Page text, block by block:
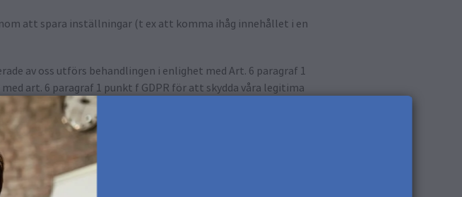
att spara inställningar (t ex att komma ihåg innehållet i en
av oss utförs behandlingen i enlighet med Art. 6 paragraf 1
art. 6 paragraf 1 punkt f GDPR för att skydda våra legitima
effektiv design av sidbesöket.
mer intressant för dig. För detta ändamål lagras också
besöker vår hemsida. Om vi ​​arbetar med ovannämnda
av sådana webbkakor och omfattningen av den